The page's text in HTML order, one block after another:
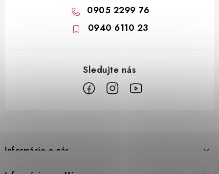
0905 2299 76
0940 6110 23
pInformácie o nás
Prečo DUAL BP